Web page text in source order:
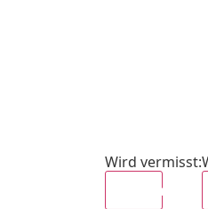
Wird vermisst: